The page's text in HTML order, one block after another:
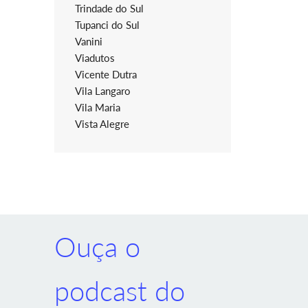
Trindade do Sul
Tupanci do Sul
Vanini
Viadutos
Vicente Dutra
Vila Langaro
Vila Maria
Vista Alegre
Ouça o
podcast do